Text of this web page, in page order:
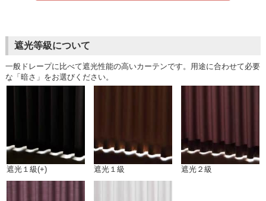
遮光等級について
一般ドレープに比べて遮光性能の高いカーテンです。用途に合わせて必要
な「暗さ」をお選びください。
遮光１級(+) 遮光１級 遮光２級